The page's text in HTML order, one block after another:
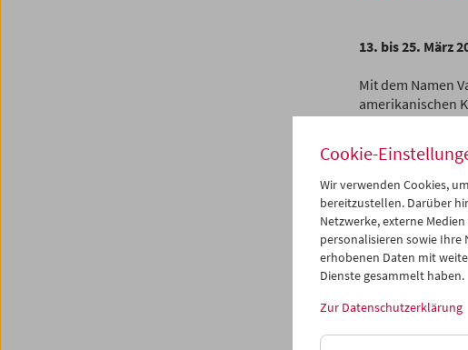
13. bis 25. März
Mit dem Namen
amerikanischen
wird – mit
maximal 150.000
sie entsprach vor
Der
an einer
Produktionen
Diese Kunst der
geprägt, zugleich
Cookie-
Wir verwenden Cookies,
bereitzustellen. Darüber
Netzwerke, externe
personalisieren sowie Ihre
erhobenen Daten mit
Dienste gesammelt haben.
Zur Datenschutzerklärung